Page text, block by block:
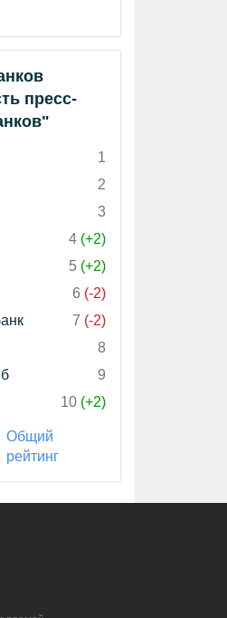
пресс-
1
2
3
4 (+2)
5 (+2)
6 (-2)
7 (-2)
8
9
10 (+2)
Общий
рейтинг